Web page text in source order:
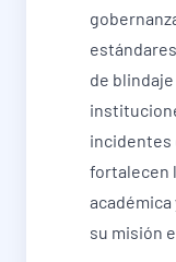
de
incidentes
fortalecen
su misión